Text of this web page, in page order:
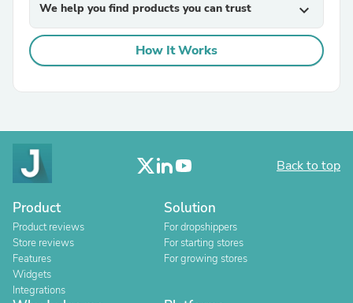
We help you find products you can trust expand_more
How It Works
Back to top
Product
Product reviews
Store reviews
Features
Widgets
Integrations
Solution
For dropshippers
For starting stores
For growing stores